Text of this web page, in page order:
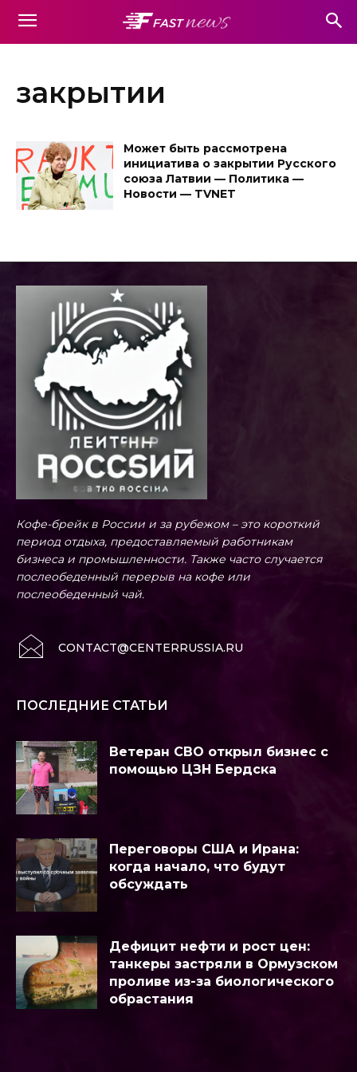
закрытии
Может быть рассмотрена
инициатива о закрытии Русского
союза Латвии — Политика —
Новости — TVNET
Кофе-брейк в России и за рубежом – это короткий
период отдыха, предоставляемый работникам
бизнеса и промышленности. Также часто случается
послеобеденный перерыв на кофе или
послеобеденный чай.
CONTACT@CENTERRUSSIA.RU
ПОСЛЕДНИЕ СТАТЬИ
Ветеран СВО открыл бизнес с
помощью ЦЗН Бердска
Переговоры США и Ирана:
когда начало, что будут
обсуждать
Дефицит нефти и рост цен:
танкеры застряли в Ормузском
проливе из-за биологического
обрастания